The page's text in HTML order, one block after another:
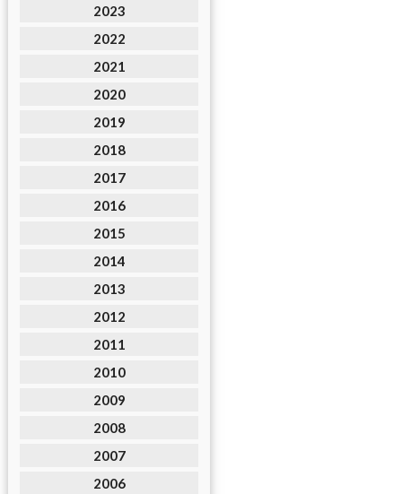
2023
2022
2021
2020
2019
2018
2017
2016
2015
2014
2013
2012
2011
2010
2009
2008
2007
2006